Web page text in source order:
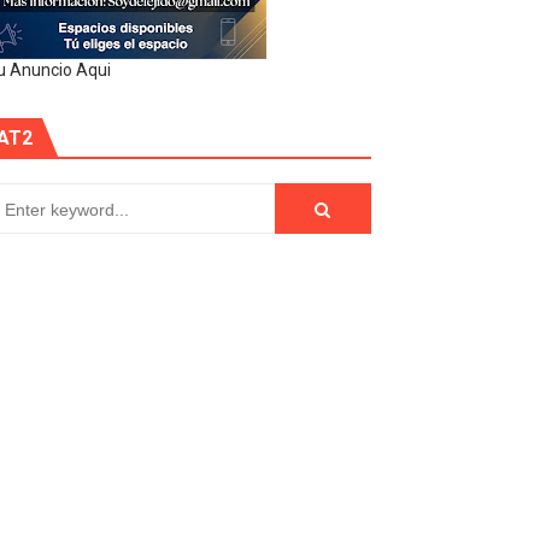
Anuncio Aqui